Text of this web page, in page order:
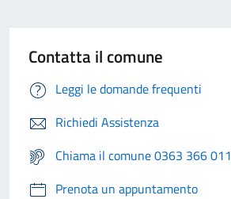
Contatta il comune
Leggi le domande frequenti
Richiedi Assistenza
Chiama il comune 0363 366 011
Prenota un appuntamento